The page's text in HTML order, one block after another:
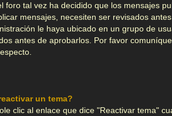
foro tal vez ha decidido que los mensajes
mensajes, necesiten ser revisados
le haya ubicado en un grupo de
antes de aprobarlos. Por favor
un tema?
clic al enlace que dice "Reactivar tema"